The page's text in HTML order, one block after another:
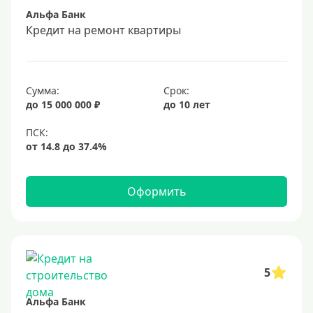
Срок
Долгосрочные
2 года
3 года
4 года
9 лет
10 лет
15 лет
Альфа Банк
Кредит на ремонт квартиры
Сумма:
до 15 000 000 ₽
Срок:
до 10 лет
Оформить
5
Альфа Банк